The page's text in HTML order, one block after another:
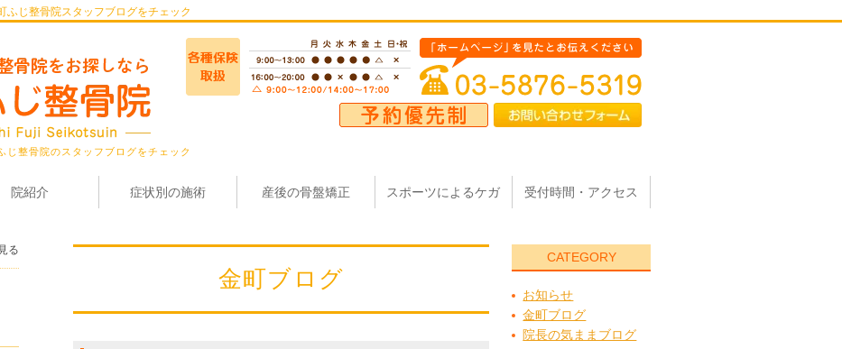
ふじ整骨院スタッフブログをチェック
じ整骨院のスタッフブログをチェック
院紹介 症状別の施術 産後の骨盤矯正 スポーツによるケガ 受付時間・アクセス
金町ブログ
CATEGORY
お知らせ
金町ブログ
院長の気ままブログ
る